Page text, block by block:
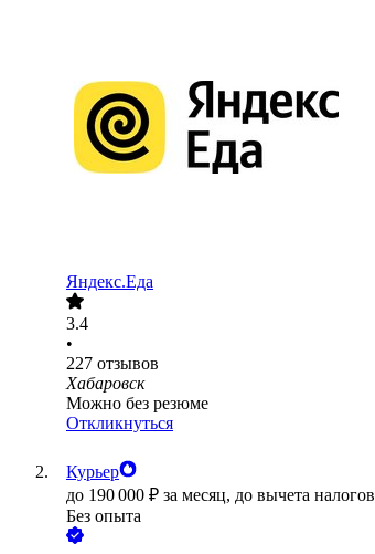
Яндекс.Еда
3.4
•
227 отзывов
Хабаровск
Можно без резюме
Откликнуться
Курьер
до 190 000 ₽ за месяц, до вычета налогов
Без опыта